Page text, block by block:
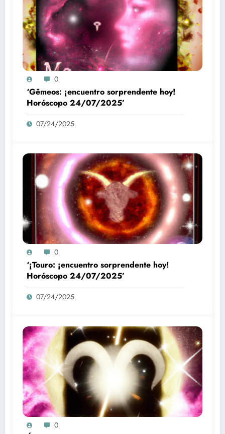
0
‘Gêmeos: ¡encuentro sorprendente hoy!
Horóscopo 24/07/2025’
07/24/2025
0
‘¡Touro: ¡encuentro sorprendente hoy!
Horóscopo 24/07/2025’
07/24/2025
0